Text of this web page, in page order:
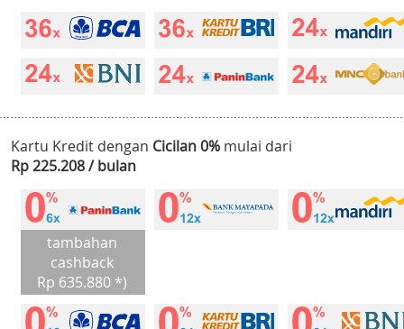
Kartu Kredit dengan Cicilan 0% mulai dari
Rp 225.208 / bulan
tambahan
cashback
Rp 635.880 *)